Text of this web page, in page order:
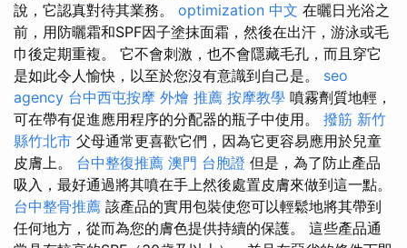
說，它認真對待其業務。 optimization 中文 在曬日光浴之
前，用防曬霜和SPF因子塗抹面霜，然後在出汗，游泳或毛
巾後定期重複。 它不會刺激，也不會隱藏毛孔，而且穿它
是如此令人愉快，以至於您沒有意識到自己是。 seo
agency 台中西屯按摩 外燴 推薦 按摩教學 噴霧劑質地輕，
可在帶有促進應用程序的分配器的瓶子中使用。 撥筋 新竹
縣竹北市 父母通常更喜歡它們，因為它更容易應用於兒童
皮膚上。 台中整復推薦 澳門 台胞證 但是，為了防止產品
吸入，最好通過將其噴在手上然後處置皮膚來做到這一點。
台中整骨推薦 該產品的實用包裝使您可以輕鬆地將其帶到
任何地方，從而為您的膚色提供持續的保護。 這些產品通